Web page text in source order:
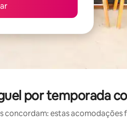
por temporada
concordam: estas